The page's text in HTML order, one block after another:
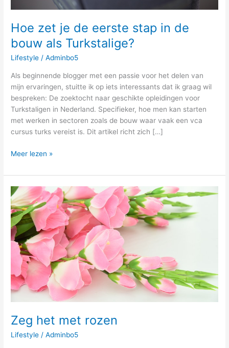
Hoe zet je de eerste stap in de
bouw als Turkstalige?
Lifestyle /Adminbo5
Als beginnende blogger met een passie voor het delen van
mijn ervaringen, stuitte ik op iets interessants dat ik graag wil
bespreken: De zoektocht naar geschikte opleidingen voor
Turkstaligen in Nederland. Specifieker, hoe men kan starten
met werken in sectoren zoals de bouw waar vaak een vca
cursus turks vereist is. Dit artikel richt zich […]
Meer lezen »
Zeg het met rozen
Lifestyle /Adminbo5
Zeg
het
met
rozen